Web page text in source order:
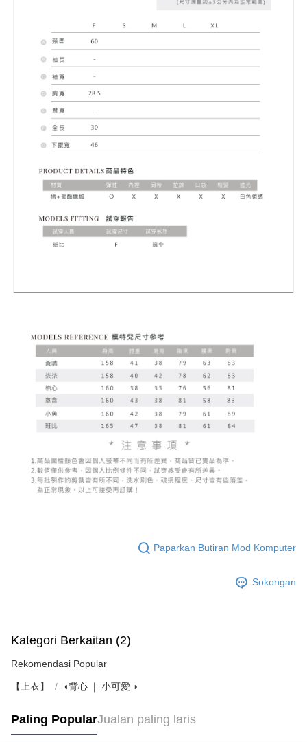
Paparkan Butiran Mod Komputer
Sokongan
Kategori Berkaitan (2)
Rekomendasi Popular
【上衣】 ◖背心 ❘ 小可愛 ◗
Paling PopularJualan paling laris